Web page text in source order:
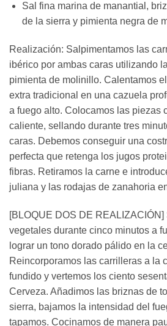
Sal fina marina de manantial,
de la sierra y pimienta negra de
Realización: Salpimentamos las
ibérico por ambas caras utilizando
pimienta de molinillo. Calentamos
extra tradicional en una cazuela
a fuego alto. Colocamos las piezas
caliente, sellando durante tres
caras. Debemos conseguir una
perfecta que retenga los jugos
fibras. Retiramos la carne e
juliana y las rodajas de zanahoria
[BLOQUE DOS DE
vegetales durante cinco minutos a
lograr un tono dorado pálido en la
Reincorporamos las carrilleras a la
fundido y vertemos los ciento
Cerveza. Añadimos las briznas de
sierra, bajamos la intensidad del
tapamos. Cocinamos de manera